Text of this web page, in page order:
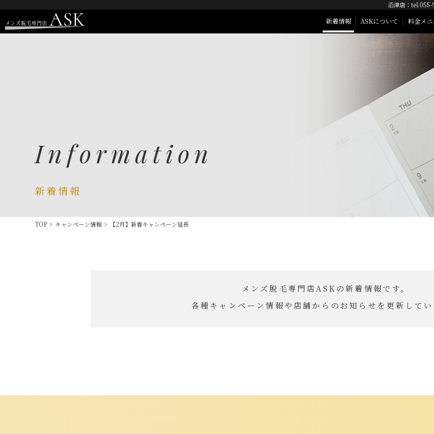
沼津店：
新着情報 ASKについて 料金メ
Information
新着情報
TOP > キャンペーン情報 > 【2月】新春キャンペーン延長
メンズ脱毛専門店ASKの新着情報です。
各種キャンペーン情報や店舗からのお知らせを更新して